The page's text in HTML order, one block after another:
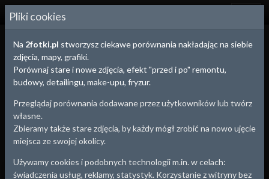
2FOTKI.PL
Głogów, woj.Dolnośląskie
Pliki cookies
Na 2fotki.pl stworzysz ciekawe porównania nakładając na siebie
zdjęcia, mapy, grafiki.
Porównaj stare i nowe zdjęcia, efekt "przed i po" remontu,
budowy, detailingu, make-upu, fryzur.
Przeglądaj porównania dodawane przez użytkowników lub twórz
własne.
Zbieramy także stare zdjęcia, by każdy mógł zrobić na nowo ujęcie
miejsca ze swojej okolicy.
Używamy cookies i podobnych technologii m.in. w celach:
świadczenia usług, reklamy, statystyk. Korzystanie z witryny bez